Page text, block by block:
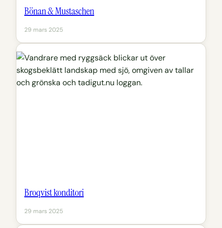
Bönan & Mustaschen
29 mars 2025
Broqvist konditori
29 mars 2025